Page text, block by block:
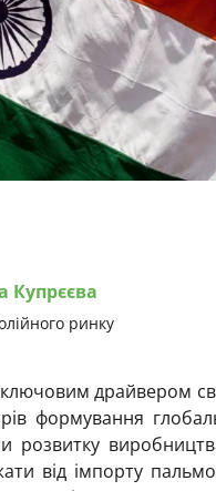
Купрєєва
ринку
ключовим драйвером
формування
розвитку
від імпорту